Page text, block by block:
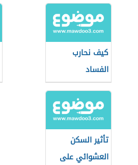
كيف نحارب
الفساد
تأثير السكن
العشوائي على